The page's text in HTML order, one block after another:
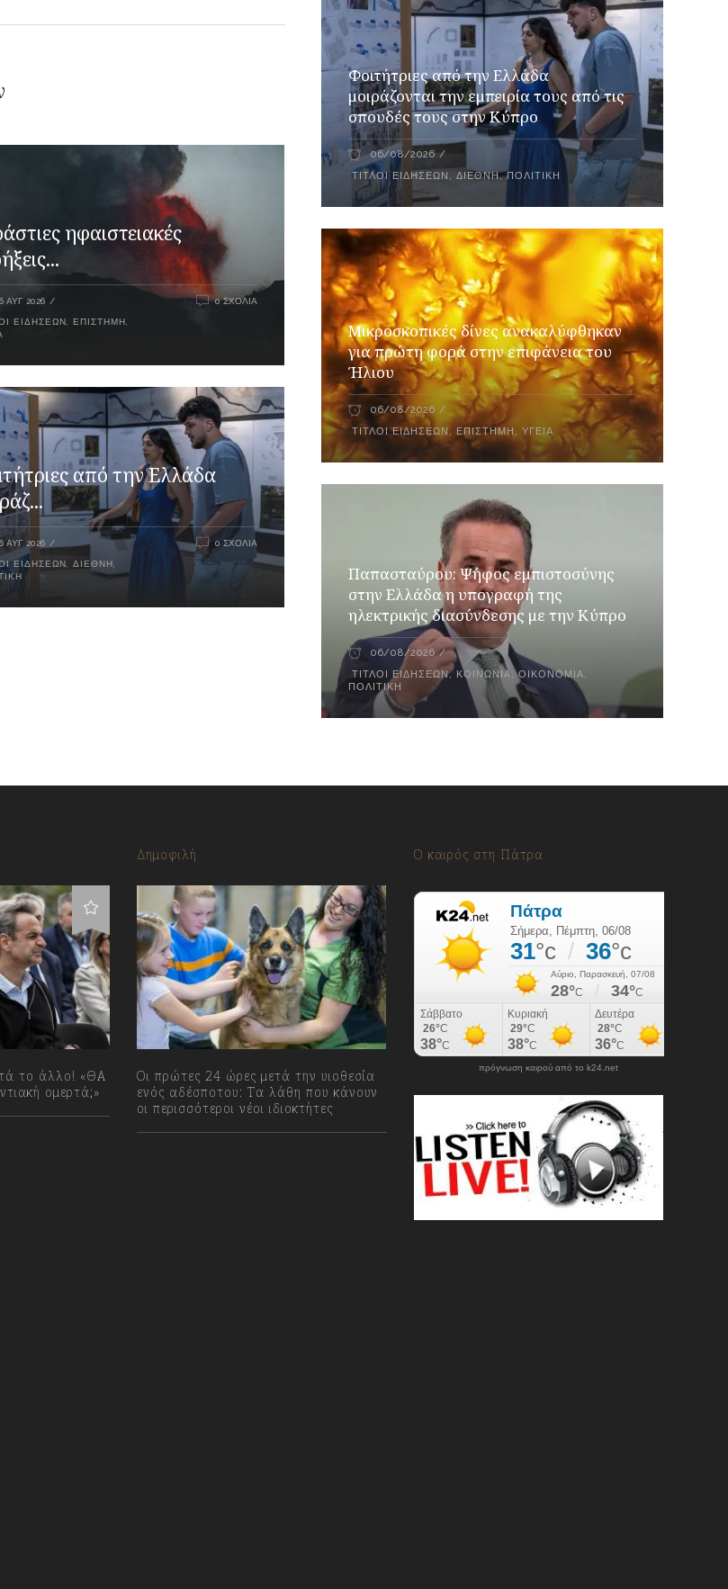
ηφαιστειακές
ΑΥΓ 2026
ΕΙΔΉΣΕΩΝ ΕΠΙΣΤΉΜΗ
0 ΣΧΌΛΙΑ
από την Ελλάδα
ΑΥΓ 2026
ΕΙΔΉΣΕΩΝ ΔΙΕΘΝΉ
0 ΣΧΌΛΙΑ
Φοιτήτριες από την Ελλάδα
μοιράζονται την εμπειρία τους από τις
σπουδές τους στην Κύπρο
06/08/2026
ΤΊΤΛΟΙ ΕΙΔΉΣΕΩΝ ,ΔΙΕΘΝΉ,ΠΟΛΙΤΙΚΉ
Μικροσκοπικές δίνες ανακαλύφθηκαν
για πρώτη φορά στην επιφάνεια του
Ήλιου
06/08/2026
ΤΊΤΛΟΙ ΕΙΔΉΣΕΩΝ , ΕΠΙΣΤΉΜΗ ,ΥΓΕΊΑ
Παπασταύρου: Ψήφος εμπιστοσύνης
στην Ελλάδα η υπογραφή της
ηλεκτρικής διασύνδεσης με την Κύπρο
06/08/2026
ΤΊΤΛΟΙ ΕΙΔΉΣΕΩΝ, ΚΟΙΝΩΝΙΑ,ΟΙΚΟΝΟΜΊΑ,
ΠΟΛΙΤΙΚΉ
το άλλο! «ΘΑ
ομερτά;»
Δημοφιλή
Οι πρώτες 24 ώρες μετά την υιοθεσία
ενός αδέσποτου: Τα λάθη που κάνουν
οι περισσότεροι νέοι ιδιοκτήτες
Ο καιρός στη Πάτρα
πρόγνωση καιρού από το k24.net